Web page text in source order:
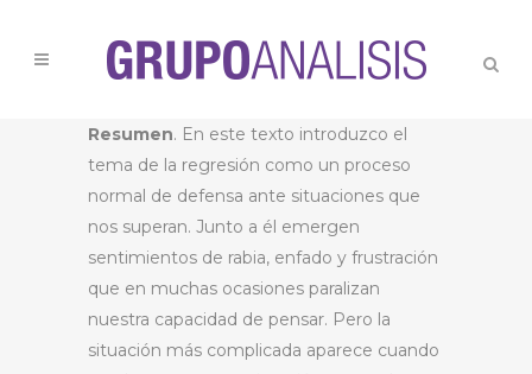
Resumen. En este texto introduzco el
tema de la regresión como un proceso
normal de defensa ante situaciones que
nos superan. Junto a él emergen
sentimientos de rabia, enfado y frustración
que en muchas ocasiones paralizan
nuestra capacidad de pensar. Pero la
situación más complicada aparece cuando